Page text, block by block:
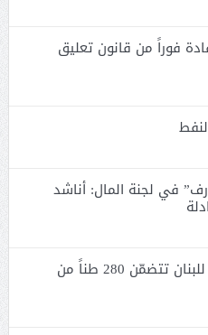
فوراً من قانون تعليق
في لجنة المال: أناشد
مساعدات إغاثية تركية جديدة للبنان تتضمّن 280 طناً من